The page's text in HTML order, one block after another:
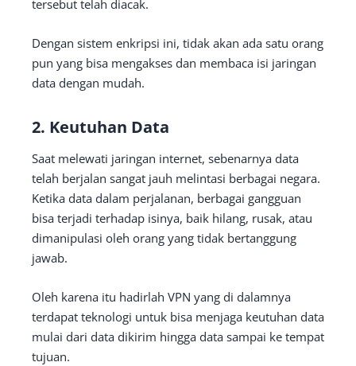
tersebut telah diacak.
Dengan sistem enkripsi ini, tidak akan ada satu orang
pun yang bisa mengakses dan membaca isi jaringan
data dengan mudah.
2. Keutuhan Data
Saat melewati jaringan internet, sebenarnya data
telah berjalan sangat jauh melintasi berbagai negara.
Ketika data dalam perjalanan, berbagai gangguan
bisa terjadi terhadap isinya, baik hilang, rusak, atau
dimanipulasi oleh orang yang tidak bertanggung
jawab.
Oleh karena itu hadirlah VPN yang di dalamnya
terdapat teknologi untuk bisa menjaga keutuhan data
mulai dari data dikirim hingga data sampai ke tempat
tujuan.